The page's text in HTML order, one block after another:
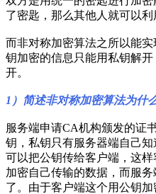
了密匙，那么其他人就可以利
而非对称加密算法之所以能
钥加密的信息只能用私钥解
开。
1）简述非对称加密算法为什
服务端申请CA机构颁发的证
钥，私钥只有服务器端自己
可以把公钥传给客户端，这
加密自己传输的数据，而服
了。由于客户端这个用公钥